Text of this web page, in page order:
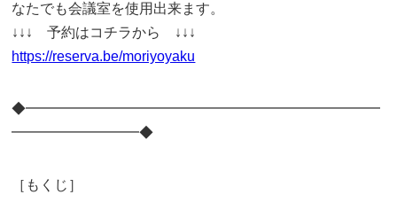
なたでも会議室を使用出来ます。
↓↓↓ 予約はコチラから ↓↓↓
https://reserva.be/moriyoyaku
◆━━━━━━━━━━━━━━━━━━━━━━━━━
━━━━━━━━━◆
［もくじ］